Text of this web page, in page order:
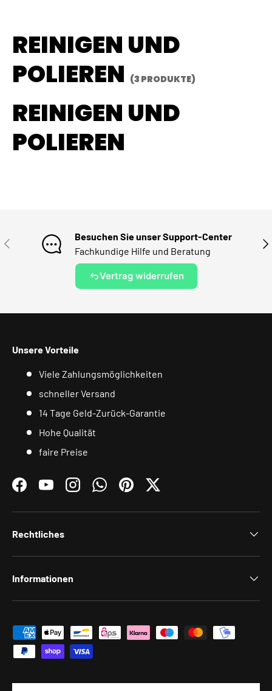
REINIGEN UND
POLIEREN (3 PRODUKTE)
REINIGEN UND
POLIEREN
VORHERIGE
Besuchen Sie unser Support-Center
Fachkundige Hilfe und Beratung
Vertrag widerrufen
Unsere Vorteile
Viele Zahlungsmöglichkeiten
schneller Versand
14 Tage Geld-Zurück-Garantie
Hohe Qualität
faire Preise
FacebookYouTubeInstagramWhatsAppPinterestTwitter
Rechtliches
Informationen
Zahlungsmethoden